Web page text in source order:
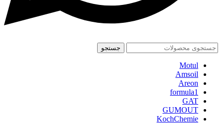
جستجو
Motul
Amsoil
Areon
formula1
GAT
GUMOUT
KochChemie